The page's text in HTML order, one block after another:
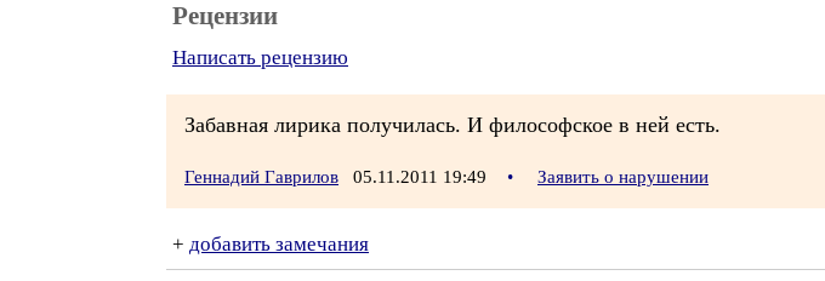
Рецензии
Написать рецензию
Забавная лирика получилась. И философское в ней есть.
Геннадий Гаврилов 05.11.2011 19:49 • Заявить о нарушении
+ добавить замечания